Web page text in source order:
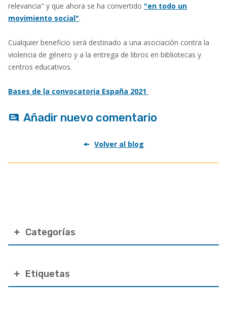
Categorías
Etiquetas
relevancia" y que ahora se ha convertido "en todo un
movimiento social".
Cualquier beneficio será destinado a una asociación contra la
violencia de género y a la entrega de libros en bibliotecas y
centros educativos.
Bases de la convocatoria España 2021
Añadir nuevo comentario
Volver al blog